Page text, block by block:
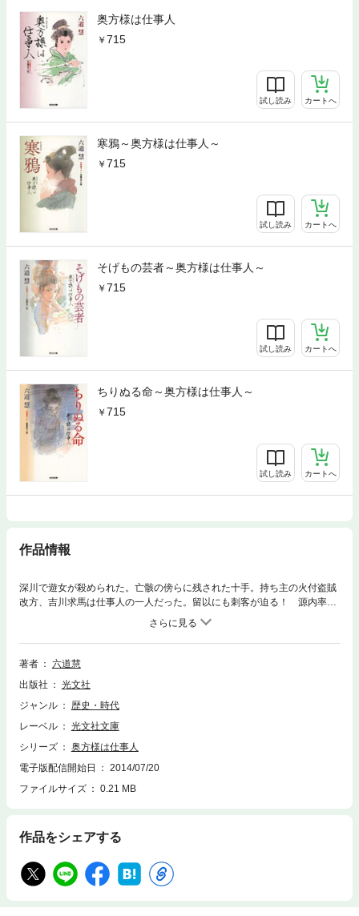
奥方様は仕事人
715
試し読み カートへ
寒鴉～奥方様は仕事人～
715
試し読み カートへ
そげもの芸者～奥方様は仕事人～
715
試し読み カートへ
ちりぬる命～奥方様は仕事人～
715
試し読み カートへ
作品情報
深川で遊女が殺められた。亡骸の傍らに残された十手。持ち主の火付盗賊
改方、吉川求馬は仕事人の一人だった。留以にも刺客が迫る！ 源内率い
る仕事人を狙う一味の正体は！？ 一方で、留以の両親を殺めた猛蔵が江
戸に舞い戻ったとの報せが。猛蔵は、腕の確かな助っ人、夜振の光助を捜
しているという。留以は仇討ちの本懐を遂げるのか！？ 大好評シリーズ
第4弾。
著者
六道慧
出版社
光文社
ジャンル
歴史・時代
レーベル
光文社文庫
シリーズ
奥方様は仕事人
電子版配信開始日
2014/07/20
ファイルサイズ
0.21 MB
作品をシェアする